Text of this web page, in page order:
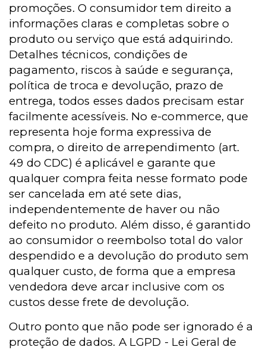
promoções. O consumidor tem direito a
informações claras e completas sobre o
produto ou serviço que está adquirindo.
Detalhes técnicos, condições de
pagamento, riscos à saúde e segurança,
política de troca e devolução, prazo de
entrega, todos esses dados precisam estar
facilmente acessíveis. No e-commerce, que
representa hoje forma expressiva de
compra, o direito de arrependimento (art.
49 do CDC) é aplicável e garante que
qualquer compra feita nesse formato pode
ser cancelada em até sete dias,
independentemente de haver ou não
defeito no produto. Além disso, é garantido
ao consumidor o reembolso total do valor
despendido e a devolução do produto sem
qualquer custo, de forma que a empresa
vendedora deve arcar inclusive com os
custos desse frete de devolução.
Outro ponto que não pode ser ignorado é a
proteção de dados. A LGPD - Lei Geral de